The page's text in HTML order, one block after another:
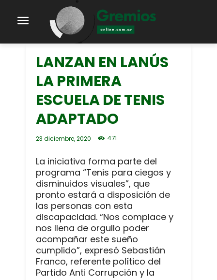
LANZAN EN LANÚS
LA PRIMERA
ESCUELA DE TENIS
ADAPTADO
23 diciembre, 2020 471
La iniciativa forma parte del
programa “Tenis para ciegos y
disminuidos visuales”, que
pronto estará a disposición de
las personas con esta
discapacidad. “Nos complace y
nos llena de orgullo poder
acompañar este sueño
cumplido”, expresó Sebastián
Franco, referente político del
Partido Anti Corrupción y la